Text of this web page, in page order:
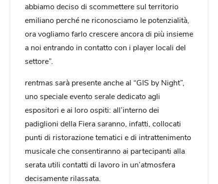
abbiamo deciso di scommettere sul territorio
emiliano perché ne riconosciamo le potenzialità,
ora vogliamo farlo crescere ancora di più insieme
a noi entrando in contatto con i player locali del
settore”.
rentmas sarà presente anche al “GIS by Night”,
uno speciale evento serale dedicato agli
espositori e ai loro ospiti: all’interno dei
padiglioni della Fiera saranno, infatti, collocati
punti di ristorazione tematici e di intrattenimento
musicale che consentiranno ai partecipanti alla
serata utili contatti di lavoro in un’atmosfera
decisamente rilassata.